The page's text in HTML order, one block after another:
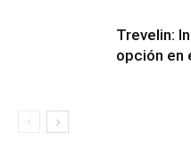
Trevelin:
opción en